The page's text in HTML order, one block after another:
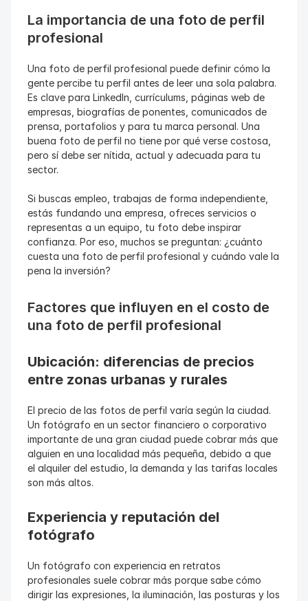
La importancia de una foto de perfil
profesional
Una foto de perfil profesional puede definir cómo la
gente percibe tu perfil antes de leer una sola palabra.
Es clave para LinkedIn, currículums, páginas web de
empresas, biografías de ponentes, comunicados de
prensa, portafolios y para tu marca personal. Una
buena foto de perfil no tiene por qué verse costosa,
pero sí debe ser nítida, actual y adecuada para tu
sector.
Si buscas empleo, trabajas de forma independiente,
estás fundando una empresa, ofreces servicios o
representas a un equipo, tu foto debe inspirar
confianza. Por eso, muchos se preguntan: ¿cuánto
cuesta una foto de perfil profesional y cuándo vale la
pena la inversión?
Factores que influyen en el costo de
una foto de perfil profesional
Ubicación: diferencias de precios
entre zonas urbanas y rurales
El precio de las fotos de perfil varía según la ciudad.
Un fotógrafo en un sector financiero o corporativo
importante de una gran ciudad puede cobrar más que
alguien en una localidad más pequeña, debido a que
el alquiler del estudio, la demanda y las tarifas locales
son más altos.
Experiencia y reputación del
fotógrafo
Un fotógrafo con experiencia en retratos
profesionales suele cobrar más porque sabe cómo
dirigir las expresiones, la iluminación, las posturas y los